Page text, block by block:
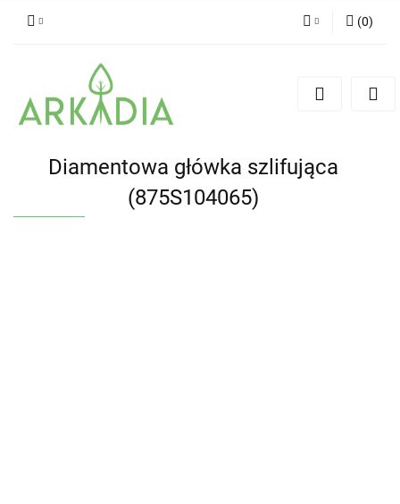
(0)
Diamentowa główka szlifująca
(875S104065)